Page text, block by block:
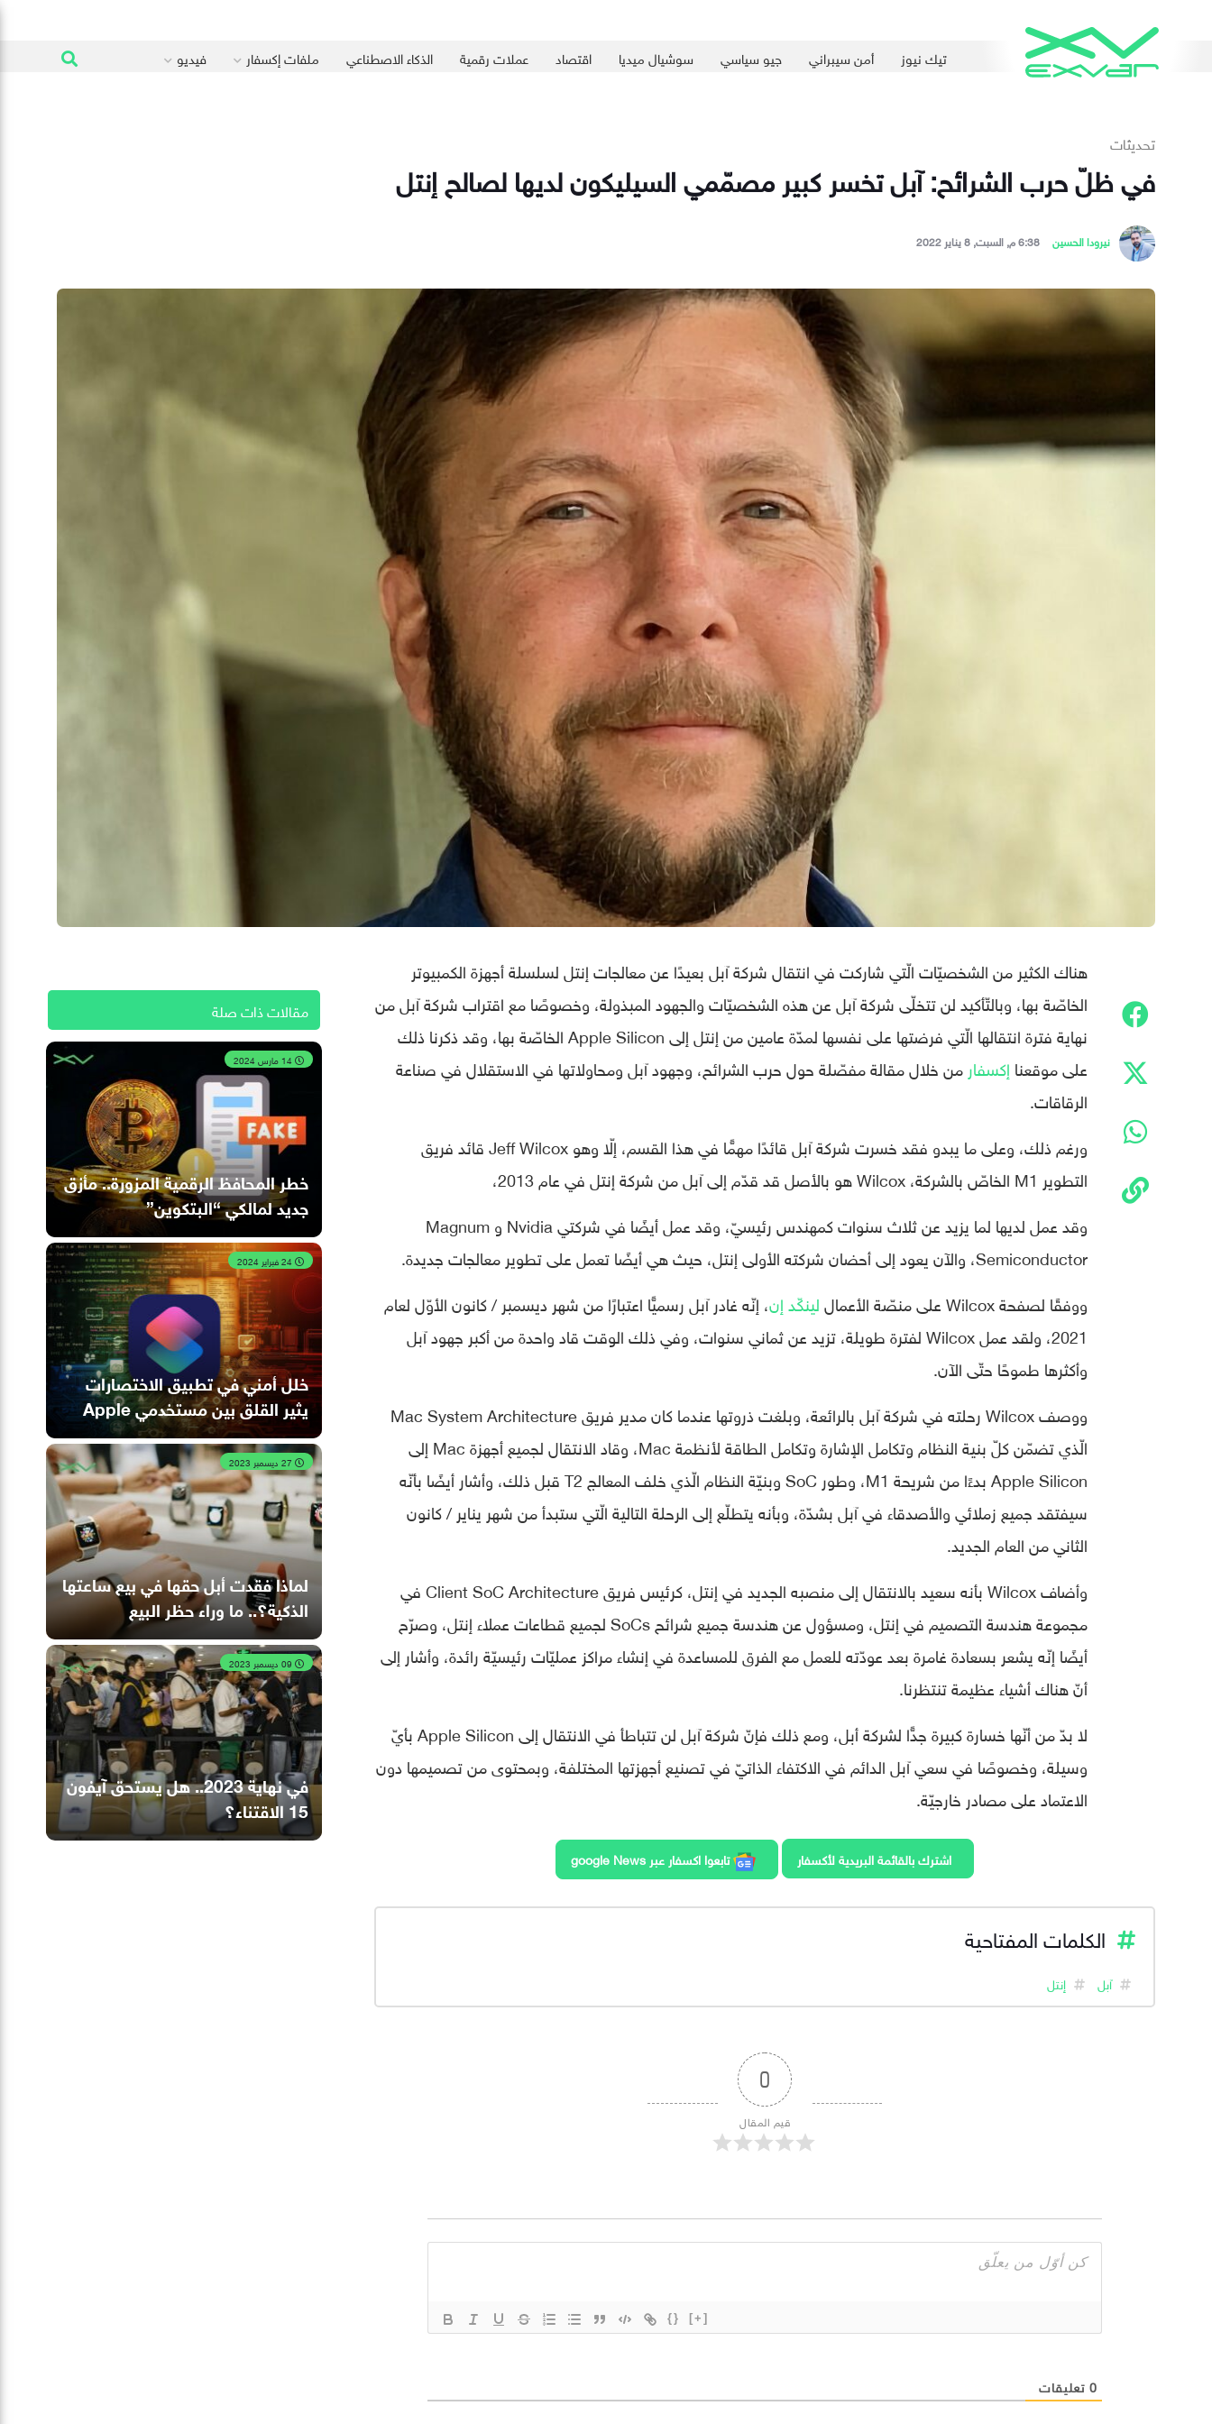
تيك نيوز أمن سيبراني جيو سياسي سوشيال ميديا اقتصاد عملات رقمية الذكاء الاصطناعي ملفات إكسفار فيديو
تحديثات
في ظلّ حرب الشرائح: آبل تخسر كبير مصمّمي السيليكون لديها لصالح إنتل
نيرودا الحسين 6:38 م, السبت, 8 يناير 2022
هناك الكثير من الشخصيّات الّتي شاركت في انتقال شركة آبل بعيدًا عن معالجات إنتل لسلسلة أجهزة الكمبيوتر
الخاصّة بها، وبالتّأكيد لن تتخلّى شركة آبل عن هذه الشخصيّات والجهود المبذولة، وخصوصًا مع اقتراب شركة آبل من
نهاية فترة انتقالها الّتي فرضتها على نفسها لمدّة عامين من إنتل إلى Apple Silicon الخاصّة بها، وقد ذكرنا ذلك
على موقعنا إكسفار من خلال مقالة مفصّلة حول حرب الشرائح، وجهود آبل ومحاولاتها في الاستقلال في صناعة
الرقاقات.
ورغم ذلك، وعلى ما يبدو فقد خسرت شركة آبل قائدًا مهمًّا في هذا القسم، إلّا وهو Jeff Wilcox قائد فريق
التطوير M1 الخاصّ بالشركة، Wilcox هو بالأصل قد قدّم إلى آبل من شركة إنتل في عام 2013،
وقد عمل لديها لما يزيد عن ثلاث سنوات كمهندس رئيسيّ، وقد عمل أيضًا في شركتي Nvidia و Magnum
Semiconductor، والآن يعود إلى أحضان شركته الأولى إنتل، حيث هي أيضًا تعمل على تطوير معالجات جديدة.
ووفقًا لصفحة Wilcox على منصّة الأعمال
لينكّد إن، إنّه غادر آبل رسميًّا اعتبارًا من شهر ديسمبر / كانون الأوّل لعام
2021، ولقد عمل Wilcox لفترة طويلة، تزيد عن ثماني سنوات، وفي ذلك الوقت قاد واحدة من أكبر جهود آبل
وأكثرها طموحًا حتّى الآن.
ووصف Wilcox رحلته في شركة آبل بالرائعة، وبلغت ذروتها عندما كان مدير فريق Mac System Architecture
الّذي تضمّن كلّ بنية النظام وتكامل الإشارة وتكامل الطاقة لأنظمة Mac، وقاد الانتقال لجميع أجهزة Mac إلى
Apple Silicon بدءًا من شريحة M1، وطور SoC وبنيّة النظام الّذي خلف المعالج T2 قبل ذلك، وأشار أيضًا بأنّه
سيفتقد جميع زملائي والأصدقاء في آبل بشدّة، وبأنه يتطلّع إلى الرحلة التالية الّتي ستبدأ من شهر يناير / كانون
الثاني من العام الجديد.
وأضاف Wilcox بأنه سعيد بالانتقال إلى منصبه الجديد في إنتل، كرئيس فريق Client SoC Architecture في
مجموعة هندسة التصميم في إنتل، ومسؤول عن هندسة جميع شرائح SoCs لجميع قطاعات عملاء إنتل، وصرّح
أيضًا إنّه يشعر بسعادة غامرة بعد عودّته للعمل مع الفرق للمساعدة في إنشاء مراكز عمليّات رئيسيّة رائدة، وأشار إلى
أنّ هناك أشياء عظيمة تنتظرنا.
لا بدّ من أنّها خسارة كبيرة جدًّا لشركة أبل، ومع ذلك فإنّ شركة آبل لن تتباطأ في الانتقال إلى Apple Silicon بأيّ
وسيلة، وخصوصًا في سعي آبل الدائم في الاكتفاء الذاتيّ في تصنيع أجهزتها المختلفة، وبمحتوى من تصميمها دون
الاعتماد على مصادر خارجيّة.
اشترك بالقائمة البريدية لأكسفار تابعوا اكسفار عبر google News
الكلمات المفتاحية
آبل إنتل
0
قيم المقال
{} [+]
0 تعليقات
مقالات ذات صلة
خطر المحافظ الرقمية المزورة.. مأزق
جديد لمالكي “البتكوين”
خلل أمني في تطبيق الاختصارات
يثير القلق بين مستخدمي Apple
لماذا فقدت أبل حقها في بيع ساعتها
الذكية؟.. ما وراء حظر البيع
في نهاية 2023.. هل يستحق آيفون
15 الاقتناء؟